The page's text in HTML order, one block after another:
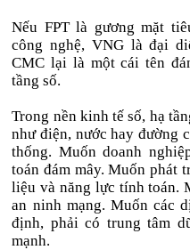
Nếu FPT là gương mặt
công nghệ, VNG là đại
CMC lại là một cái tên
tầng số.
Trong nền kinh tế số, hạ
như điện, nước hay đường
thống. Muốn doanh
toán đám mây. Muốn phát
liệu và năng lực tính toán.
an ninh mạng. Muốn các
định, phải có trung tâm
mạnh.